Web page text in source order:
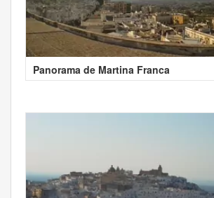
Panorama de Martina Franca